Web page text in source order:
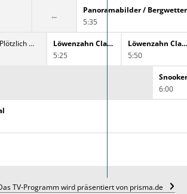
Panoramabilder / Bergwetter
5:35
H2O - Plötzlich Meerjungfrau
Löwenzahn Classics
5:25
Löwenzahn Classics
5:50
6:00
TV-Programm wird präsentiert von prisma.de